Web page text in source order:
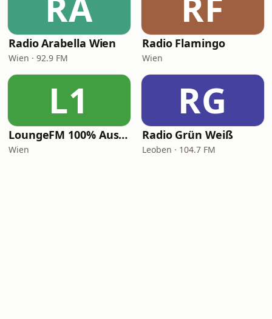
Radio Arabella Wien
Wien · 92.9 FM
Radio Flamingo
Wien
L1
LoungeFM 100% Austria
Wien
RG
Radio Grün Weiß
Leoben · 104.7 FM